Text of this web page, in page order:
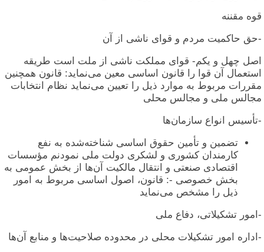
قوه مقننه
-حق حاکمیت مردم و قوای ناشی از آن
اصل چهل و یکم- قوای مملکت ناشی از ملت است طریقه
استعمال آن قوا را قانون اساسی معین می‌نماید: قانون همچنین
مقررات مربوط به موارد ذیل را تعیین می‌نماید نظام انتخابات
مجالس ملی و مجالس محلی
-تأسیس انواع سازمان‌ها
تضمین و تأمین حقوق اساسی شناخته‌شده به نفع
کارمندان کشوری و لشکری دولت ملی نمودنم مؤسسات
اقتصادی صنعتی و انتقال مالکیت آن‌ها از بخش عمومی به
بخش خصوصی -: قانون، اصول اساسی مربوط به امور
ذیل را مشخص می‌نماید
-امور تشکیلاتی، دفاع ملی
-اداره امور تشکیلات محلی در محدوده صلاحیت‌ها و منابع آن‌ها